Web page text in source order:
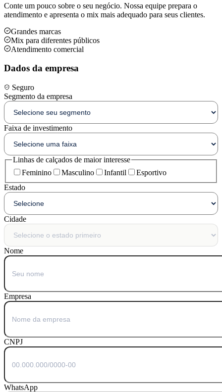
Conte um pouco sobre o seu negócio. Nossa equipe prepara o
atendimento e apresenta o mix mais adequado para seus clientes.
Grandes marcas
Mix para diferentes públicos
Atendimento comercial
Dados da empresa
Seguro
Segmento da empresa
Faixa de investimento
Linhas de calçados de maior interesse
Feminino
Masculino Infantil
Esportivo
Estado
Cidade
Nome
Empresa
CNPJ
WhatsApp